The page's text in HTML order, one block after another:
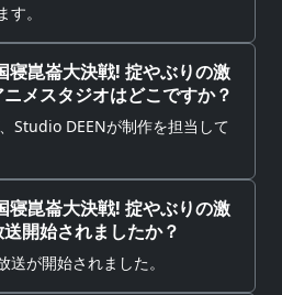
。
寝崑崙大決戦! 掟やぶりの激
メスタジオはどこですか？
Studio DEENが制作を担当して
寝崑崙大決戦! 掟やぶりの激
開始されましたか？
が開始されました。